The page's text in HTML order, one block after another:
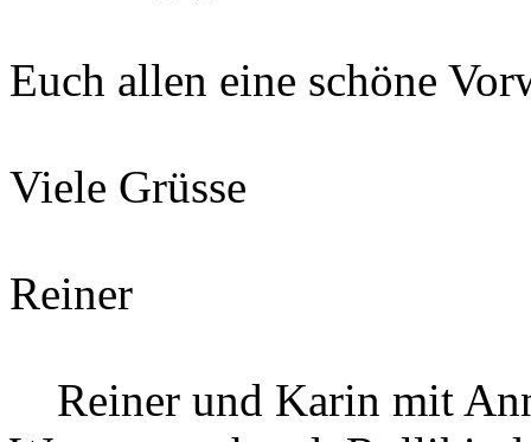
Euch allen eine schöne
Viele Grüsse
Reiner
Reiner und Karin mit